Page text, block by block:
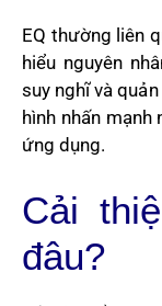
EQ thường liên
hiểu nguyên
suy nghĩ và
hình nhấn mạnh
ứng dụng.
Cải
đâu?